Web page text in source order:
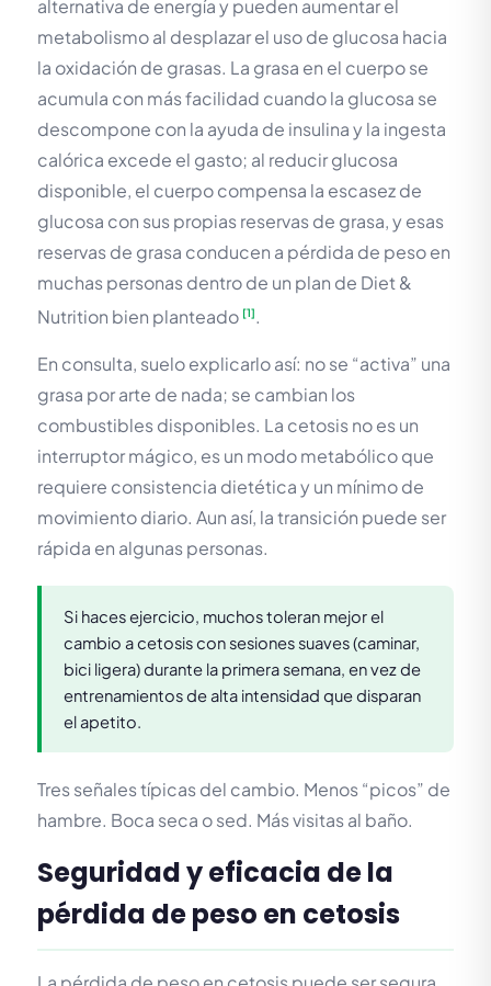
alternativa de energía y pueden aumentar el
metabolismo al desplazar el uso de glucosa hacia
la oxidación de grasas. La grasa en el cuerpo se
acumula con más facilidad cuando la glucosa se
descompone con la ayuda de insulina y la ingesta
calórica excede el gasto; al reducir glucosa
disponible, el cuerpo compensa la escasez de
glucosa con sus propias reservas de grasa, y esas
reservas de grasa conducen a pérdida de peso en
muchas personas dentro de un plan de Diet &
Nutrition bien planteado [1].
En consulta, suelo explicarlo así: no se “activa” una
grasa por arte de nada; se cambian los
combustibles disponibles. La cetosis no es un
interruptor mágico, es un modo metabólico que
requiere consistencia dietética y un mínimo de
movimiento diario. Aun así, la transición puede ser
rápida en algunas personas.
Si haces ejercicio, muchos toleran mejor el
cambio a cetosis con sesiones suaves (caminar,
bici ligera) durante la primera semana, en vez de
entrenamientos de alta intensidad que disparan
el apetito.
Tres señales típicas del cambio. Menos “picos” de
hambre. Boca seca o sed. Más visitas al baño.
Seguridad y eficacia de la
pérdida de peso en cetosis